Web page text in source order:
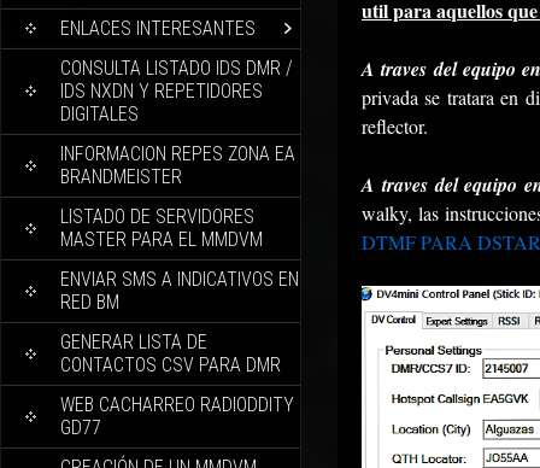
ENLACES INTERESANTES
CONSULTA LISTADO IDS DMR /
IDS NXDN Y REPETIDORES
DIGITALES
INFORMACION REPES ZONA EA
BRANDMEISTER
LISTADO DE SERVIDORES
MASTER PARA EL MMDVM
ENVIAR SMS A INDICATIVOS EN
RED BM
GENERAR LISTA DE
CONTACTOS CSV PARA DMR
WEB CACHARREO RADIODDITY
GD77
util para aquellos
A traves del equipo
privada se tratara en
reflector.
A traves del equipo
walky, las
DTMF PARA DSTAR